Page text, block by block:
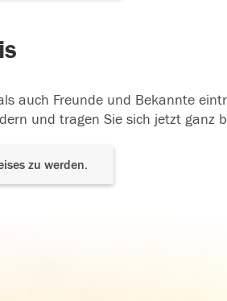
auch Freunde und Bekannte
und tragen Sie sich jetzt ganz
zu werden.